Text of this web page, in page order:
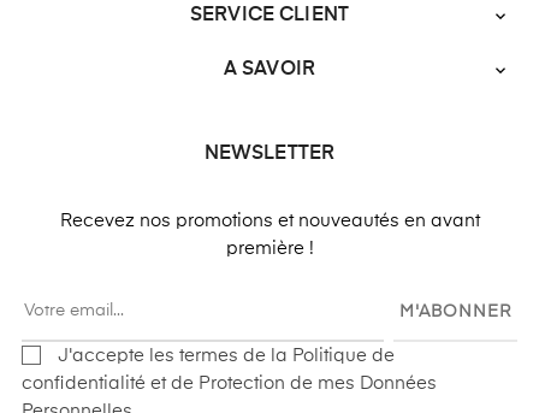
SERVICE CLIENT 
A SAVOIR 
NEWSLETTER
Recevez nos promotions et nouveautés en avant
première !
M'ABONNER
J'accepte les termes de la Politique de
confidentialité et de Protection de mes Données